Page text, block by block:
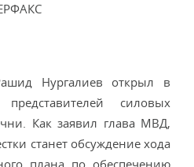
Нургалиев открыл в
силовых
Как заявил глава МВД,
станет обсуждение хода
плана по обеспечению